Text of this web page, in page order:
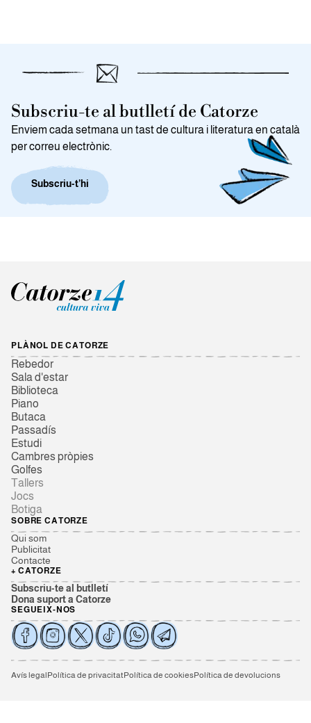
Subscriu-te al butlletí de Catorze
Enviem cada setmana un tast de cultura i literatura en català
per correu electrònic.
Subscriu-t’hi
PLÀNOL DE CATORZE
Rebedor
Sala d'estar
Biblioteca
Piano
Butaca
Passadís
Estudi
Cambres pròpies
Golfes
Tallers
Jocs
Botiga
SOBRE CATORZE
Qui som
Publicitat
Contacte
+ CATORZE
Subscriu-te al butlletí
Dona suport a Catorze
SEGUEIX-NOS
Avís legalPolítica de privacitatPolítica de cookiesPolítica de devolucions